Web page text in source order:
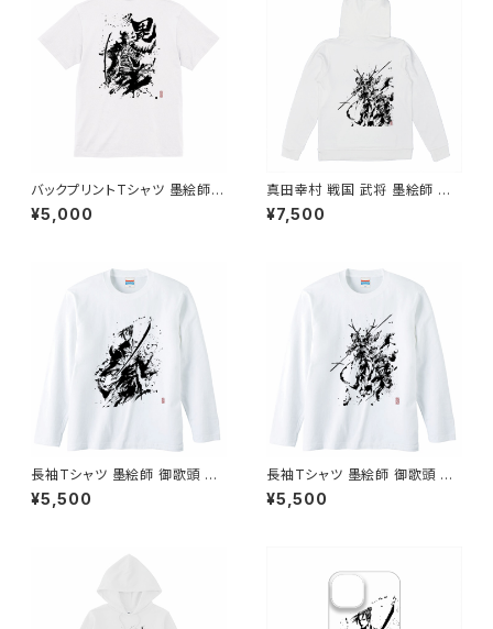
バックプリントTシャツ 墨絵師
御歌頭 デザイン 上杉謙信 戦国
武将 白Ｔシャツ 半袖 おすすめ
¥5,000
真田幸村 戦国 武将 墨絵師 御
歌頭 バック デザイン ホワイト
パーカー 白
¥7,500
長袖Tシャツ 墨絵師 御歌頭 デ
ザイン 牛若丸 戦国武将 白 ロ
ンT 半袖 おすすめ かっこいい
¥5,500
長袖Tシャツ 墨絵師 御歌頭 デ
ザイン 真田幸村 戦国武将 白
ロンT 半袖 おすすめ かっこい
¥5,500